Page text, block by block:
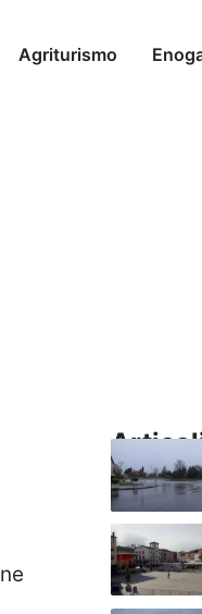
Agriturismo